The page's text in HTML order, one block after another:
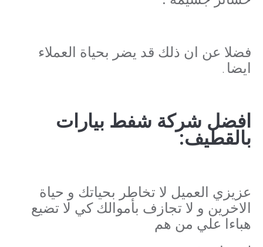
فضلا عن ان ذلك قد يضر بحياة العملاء
ايضا .
افضل شركة شفط بيارات
بالقطيف:
عزيزي العميل لا تخاطر بحياتك و حياة
الاخرين و لا تجازف بأموالك كي لا تضيع
هباءا علي من هم